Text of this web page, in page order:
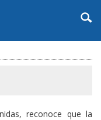
reconoce que la